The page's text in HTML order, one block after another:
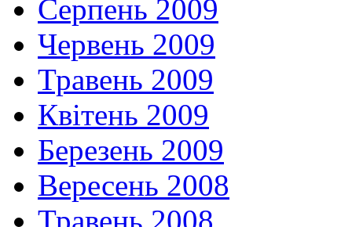
Серпень 2009
Червень 2009
Травень 2009
Квітень 2009
Березень 2009
Вересень 2008